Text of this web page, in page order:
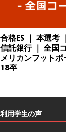
合格ES ｜ 本選考
信託銀行 ｜ 全国
メリカンフットボ
18卒
利用学生の声